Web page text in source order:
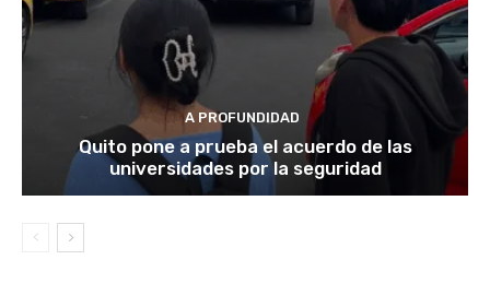
A PROFUNDIDAD
Quito pone a prueba el acuerdo de las
universidades por la seguridad